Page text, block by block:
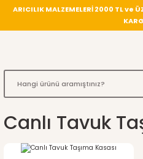
ARICILIK MALZEMELERİ 2000 TL ve
Canlı Tavuk